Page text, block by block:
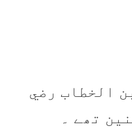
الخطاب رضي
تھے ۔